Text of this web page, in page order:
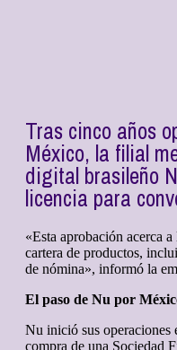
Tras cinco años
México, la filial
digital brasileño
licencia para
«Esta aprobación acerca
cartera de productos,
de nómina», informó la
El paso de Nu por
Nu inició sus
compra de una Sociedad